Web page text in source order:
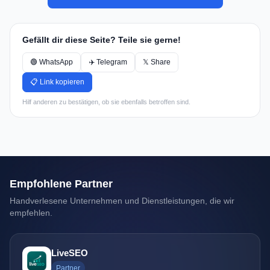
Gefällt dir diese Seite? Teile sie gerne!
🟢 WhatsApp ✈️ Telegram 𝕏 Share
📋 Link kopieren
Hilf anderen zu bestätigen, ob sie ebenfalls betroffen sind.
Empfohlene Partner
Handverlesene Unternehmen und Dienstleistungen, die wir
empfehlen.
LiveSEO